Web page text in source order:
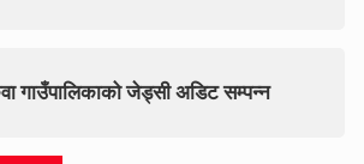
गाउँपालिकाको जेड्सी अडिट सम्पन्न